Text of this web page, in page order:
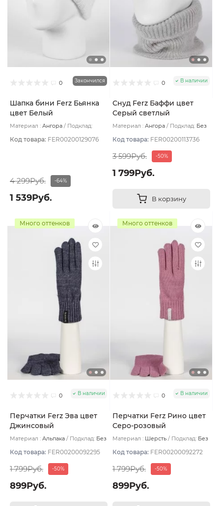
0 Закончился
Шапка бини Ferz Бьянка
цвет Белый
Материал : Ангора
Подклад:
Код товара: FER00200129076
4 299Руб. -64%
1 539Руб.
0 В наличии
Снуд Ferz Баффи цвет
Серый светлый
Материал : Ангора Подклад: Без
Код товара: FER00200113736
3 599Руб. -50%
1 799Руб.
В корзину
Много оттенков
0 В наличии
Перчатки Ferz Эва цвет
Джинсовый
Материал : Альпака Подклад: Без
Код товара: FER00200092295
1 799Руб. -50%
899Руб.
Много оттенков
0 В наличии
Перчатки Ferz Рино цвет
Серо-розовый
Материал : Шерсть Подклад: Без
Код товара: FER00200092272
1 799Руб. -50%
899Руб.